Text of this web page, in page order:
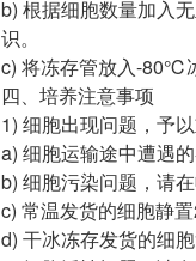
b) 根据细胞数量加入
识。
c) 将冻存管放入-80℃
四、培养注意事项
1) 细胞出现问题，予
a) 细胞运输途中遭遇
b) 细胞污染问题，请
c) 常温发货的细胞静
d) 干冰冻存发货的细